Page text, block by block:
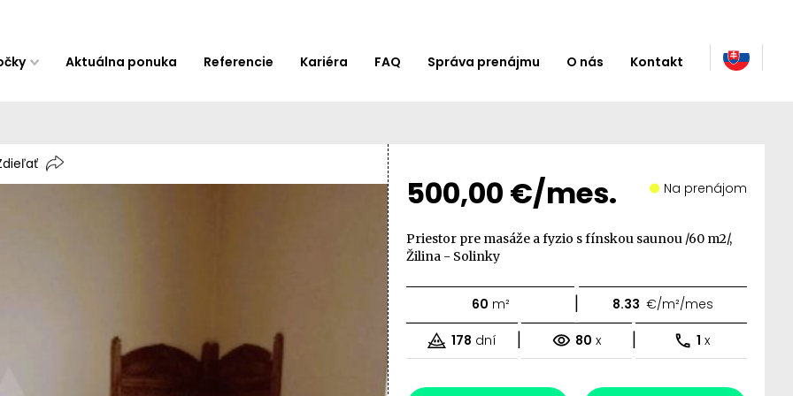
Aktuálna ponuka Referencie Kariéra FAQ Správa prenájmu O nás Kontakt
500,00 €/mes. Na prenájom
Priestor pre masáže a fyzio s fínskou saunou /60 m2/,
Žilina - Solinky
60 m² | 8.33 €/m²/mes
178 dní | 80 x | 1 x